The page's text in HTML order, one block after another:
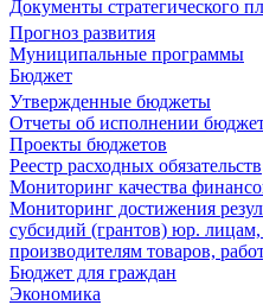
Документы стратегического
Прогноз развития
Муниципальные программы
Бюджет
Утвержденные бюджеты
Отчеты об исполнении
Проекты бюджетов
Реестр расходных обязательств
Мониторинг качества
Мониторинг достижения
субсидий (грантов) юр.
производителям товаров,
Бюджет для граждан
Экономика